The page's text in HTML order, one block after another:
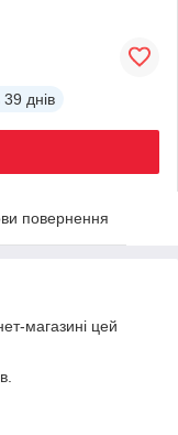
39 днів
повернення
магазині цей